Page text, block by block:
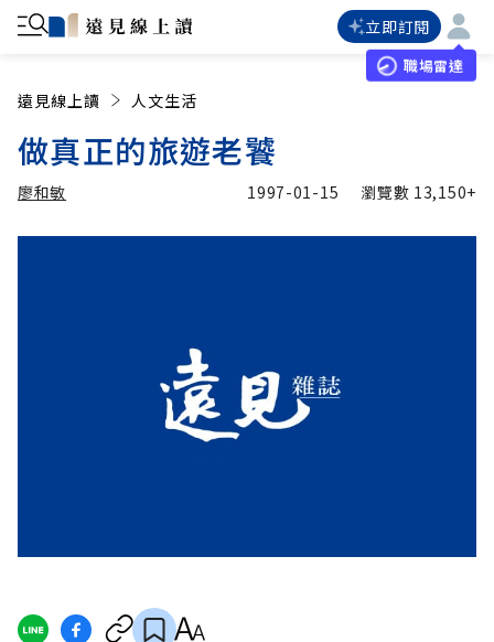
立即訂閱
職場雷達
遠見線上讀 人文生活
做真正的旅遊老饕
廖和敏 1997-01-15 瀏覽數 13,150+